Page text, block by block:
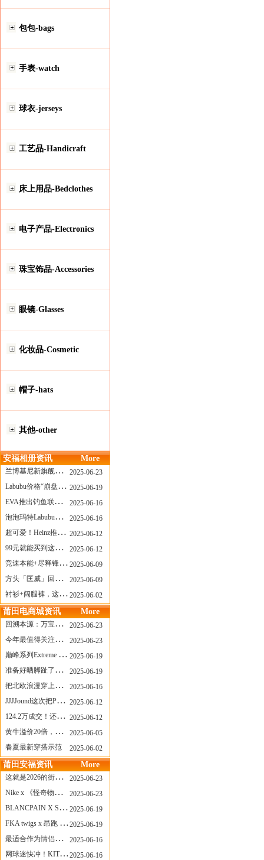
包包-bags
手表-watch
球衣-jerseys
工艺品-Handicraft
床上用品-Bedclothes
电子产品-Electronics
珠宝饰品-Accessories
眼镜-Glasses
化妆品-Cosmetic
帽子-hats
其他-other
安福相册资讯 More
兰博基尼新旗舰曝光？这台顶级超跑或将在8月登场
2025-06-23
Labubu价格“崩盘”？618当日泡泡玛特预售补货量超200W！
2025-06-19
EVA推出钓鱼联名套装，初号机也能当“假饵”？
2025-06-16
泡泡玛特Labubu新品发售上演“拳王争霸”......
2025-06-16
超可爱！Heinz推出星之卡比合作款番茄酱！
2025-06-12
99元就能买到这样颜值的太阳镜？优衣库夏季墨镜系列
2025-06-12
竞速本能+尽释锋芒——罗杰杜彼Roger+Dubuis王者竞速系列飞返计时码表燃擎赛道
2025-06-09
方头「匡威」回归！日系简约里的小心思
2025-06-09
衬衫+阔腿裤，这样穿美出新高度！
2025-06-02
莆田电商城资讯 More
回溯本源：万宝龙推出明星系列都市灰腕表新作
2025-06-23
今年最值得关注的AF1！KOBE x AF1 明日发售
2025-06-23
巅峰系列Extreme Diver潜水腕表与Revival Diver复刻版潜水腕表共同推出“暗影款”新作
2025-06-19
准备好晒脚趾了吗？透明款 AF1 要回归了
2025-06-19
把北欧浪漫穿上脚，Cecilie Bahnsen x ASICS
2025-06-16
JJJJound这次把PUMA改得好安静
2025-06-12
124.2万成交！还有什么是Labubu做不到的？
2025-06-12
黄牛溢价20倍，「Labubu」3.0市价大盘点！假货比正品还贵...
2025-06-05
春夏最新穿搭示范
2025-06-02
莆田安福资讯 More
这就是2026的街头感！Prada新包我先爱了
2025-06-23
Nike x 《怪奇物语》联名回归，终于轮到这双热门款了！
2025-06-23
BLANCPAIN X SWATCH联名款 BIOCERAMIC SCUBA FIFTY FATHOMS 系列推出全新 GREEN ABYSS（碧波洋）腕表
2025-06-19
FKA twigs x 昂跑 联名来了，这三双 Cloud X 你选哪一双？
2025-06-19
最适合作为情侣鞋的New Balance 1906 Loafer出现了！
2025-06-16
网球迷快冲！KITH x Wilson 限量球拍太会设计了
2025-06-16